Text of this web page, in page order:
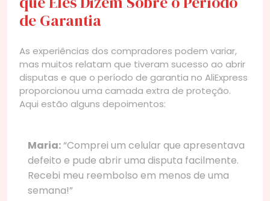
de Garantia
As experiências dos compradores podem variar,
mas muitos relatam que tiveram sucesso ao abrir
disputas e que o período de garantia no AliExpress
proporcionou uma camada extra de proteção.
Aqui estão alguns depoimentos:
Maria:“Comprei um celular que apresentava
defeito e pude abrir uma disputa facilmente.
Recebi meu reembolso em menos de uma
semana!”